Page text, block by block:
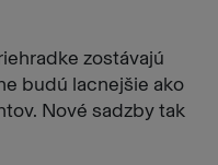
zostávajú
budú lacnejšie ako
Nové sadzby tak